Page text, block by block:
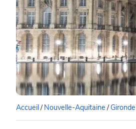
Accueil/ Nouvelle-Aquitaine/Gironde